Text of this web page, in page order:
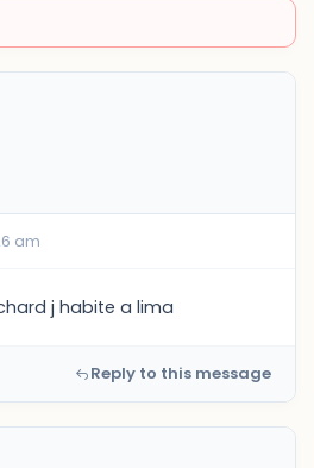
am
j habite a lima
Reply to this message